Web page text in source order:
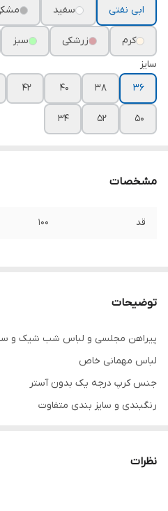
ابی نفتی
سفید
کرم زرشکی سبز
سایز
۳۶
۳۸ ۴۰ ۴۲
۵۰ ۵۲ ۳۴
مشخصات
قد ۱۰۰
توضیحات
پیراهن مجلسی و لباس شب شیک و
لباس مهمانی خاص
جنس کرپ درجه یک بدون آستر
رنگبندی و سایز بندی متفاوت
نظرات